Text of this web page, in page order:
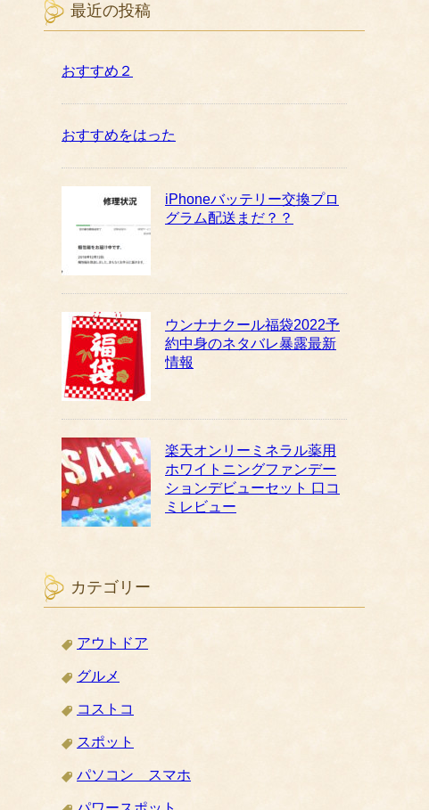
最近の投稿
おすすめ２
おすすめをはった
iPhoneバッテリー交換プロ
グラム配送まだ？？
ウンナナクール福袋2022予
約中身のネタバレ暴露最新
情報
楽天オンリーミネラル薬用
ホワイトニングファンデー
ションデビューセット 口コ
ミレビュー
カテゴリー
アウトドア
グルメ
コストコ
スポット
パソコン スマホ